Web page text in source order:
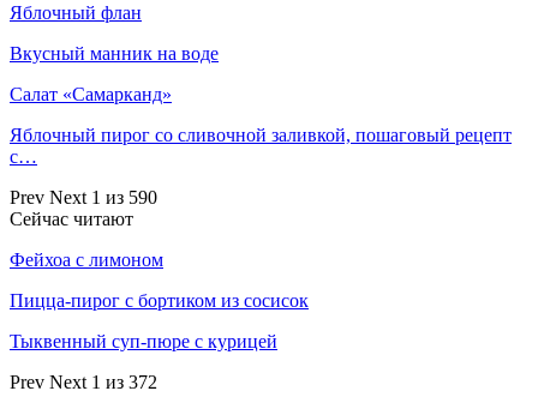
Яблочный флан
Вкусный манник на воде
Салат «Самарканд»
Яблочный пирог со сливочной заливкой, пошаговый рецепт
с…
Prev Next 1 из 590
Сейчас читают
Фейхоа с лимоном
Пицца-пирог с бортиком из сосисок
Тыквенный суп-пюре с курицей
Prev Next 1 из 372